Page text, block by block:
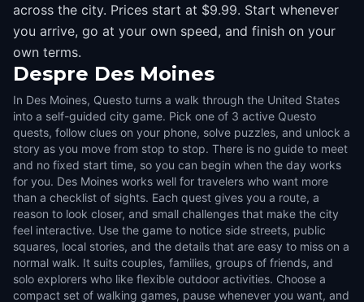
across the city. Prices start at $9.99. Start whenever
you arrive, go at your own speed, and finish on your
own terms.
Despre Des Moines
In Des Moines, Questo turns a walk through the United States
into a self-guided city game. Pick one of 3 active Questo
quests, follow clues on your phone, solve puzzles, and unlock a
story as you move from stop to stop. There is no guide to meet
and no fixed start time, so you can begin when the day works
for you. Des Moines works well for travelers who want more
than a checklist of sights. Each quest gives you a route, a
reason to look closer, and small challenges that make the city
feel interactive. Use the game to notice side streets, public
squares, local stories, and the details that are easy to miss on a
normal walk. It suits couples, families, groups of friends, and
solo explorers who like flexible outdoor activities. Choose a
compact set of walking games, pause whenever you want, and